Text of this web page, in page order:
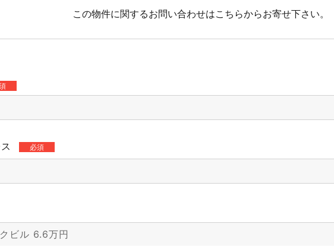
この物件に関するお問い合わせはこちらからお寄せ下さい。
必須